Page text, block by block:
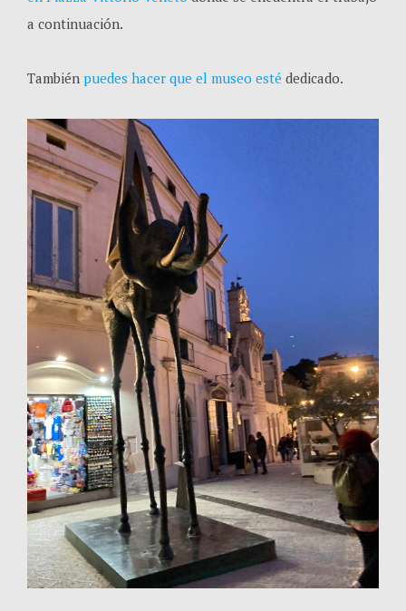
a continuación.
También puedes hacer que el museo esté dedicado.